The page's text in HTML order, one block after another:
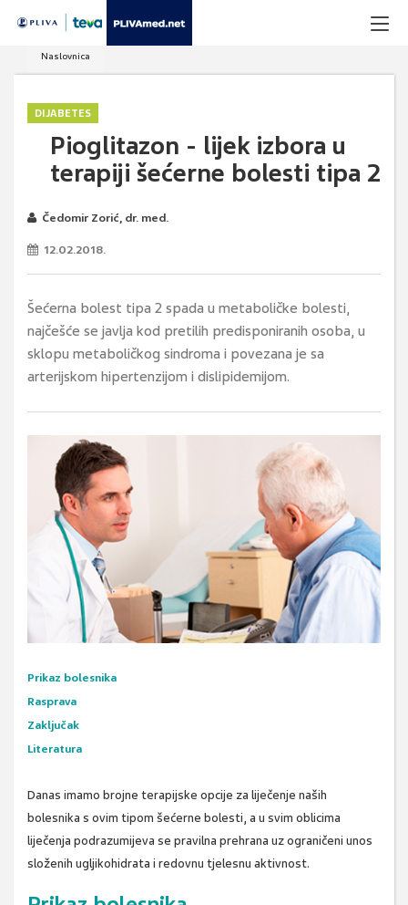
Naslovnica
DIJABETES
Pioglitazon - lijek izbora u
terapiji šećerne bolesti tipa 2
Čedomir Zorić, dr. med.
12.02.2018.
Šećerna bolest tipa 2 spada u metaboličke bolesti,
najčešće se javlja kod pretilih predisponiranih osoba, u
sklopu metaboličkog sindroma i povezana je sa
arterijskom hipertenzijom i dislipidemijom.
Prikaz bolesnika
Rasprava
Zaključak
Literatura
Danas imamo brojne terapijske opcije za liječenje naših
bolesnika s ovim tipom šećerne bolesti, a u svim oblicima
liječenja podrazumijeva se pravilna prehrana uz ograničeni unos
složenih ugljikohidrata i redovnu tjelesnu aktivnost.